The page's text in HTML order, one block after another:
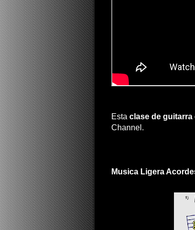
Esta clase de guitarra
Channel.
Musica Ligera